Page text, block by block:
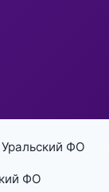
Уральский ФО
ФО